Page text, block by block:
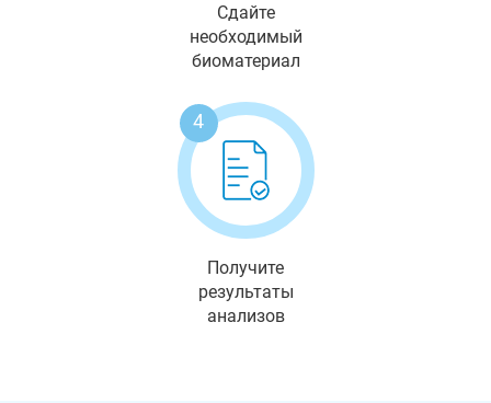
Сдайте
необходимый
биоматериал
4
Получите
результаты
анализов